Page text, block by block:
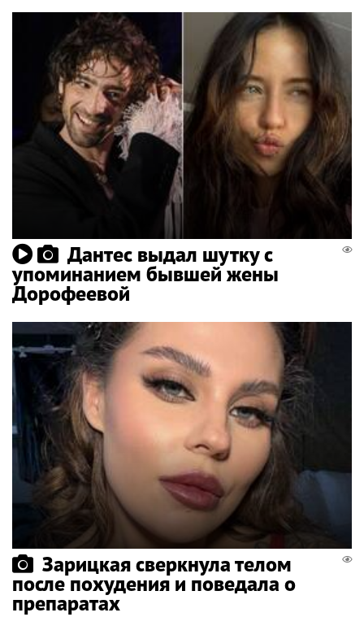
Дантес выдал шутку с
упоминанием бывшей жены
Дорофеевой
Зарицкая сверкнула телом
после похудения и поведала о
препаратах